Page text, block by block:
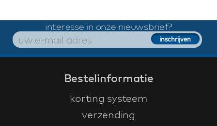
interesse in onze nieuwsbrief?
Bestelinformatie
korting systeem
verzending